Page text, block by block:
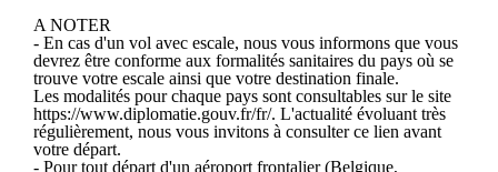
A NOTER
- En cas d'un vol avec escale, nous vous informons que vous
devrez être conforme aux formalités sanitaires du pays où se
trouve votre escale ainsi que votre destination finale.
Les modalités pour chaque pays sont consultables sur le site
https://www.diplomatie.gouv.fr/fr/. L'actualité évoluant très
régulièrement, nous vous invitons à consulter ce lien avant
votre départ.
- Pour tout départ d'un aéroport frontalier (Belgique,